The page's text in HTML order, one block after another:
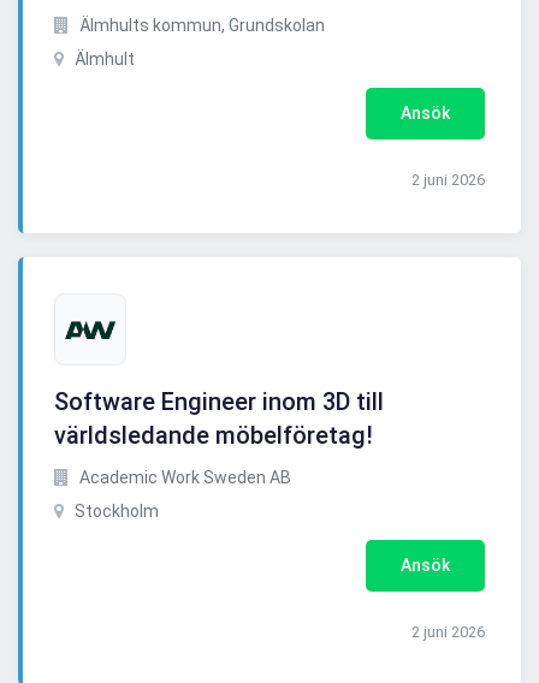
Älmhults kommun, Grundskolan
Älmhult
Ansök
2 juni 2026
Software Engineer inom 3D till
världsledande möbelföretag!
Academic Work Sweden AB
Stockholm
Ansök
2 juni 2026